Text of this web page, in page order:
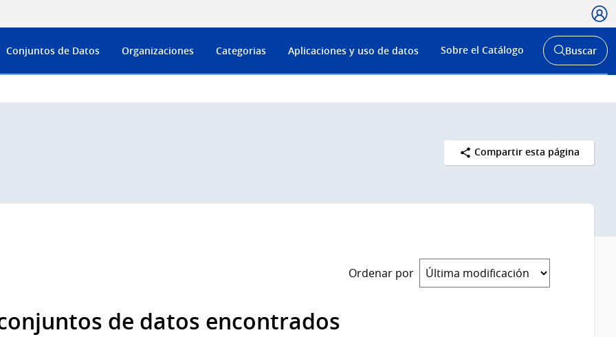
Menú
de
Conjuntos de Datos Organizaciones Categorias Aplicaciones y uso de datos Sobre el Catálogo
Abrir
buscador
Buscar
Compartir esta página
Ordenar por
de datos encontrados